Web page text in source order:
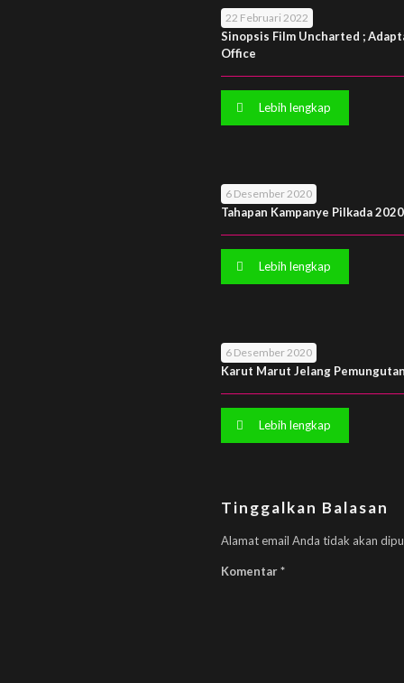
22 Februari 2022
Sinopsis Film Uncharted ;
Office
Lebih lengkap
6 Desember 2020
Tahapan Kampanye Pilkada
Lebih lengkap
6 Desember 2020
Karut Marut Jelang
Lebih lengkap
Tinggalkan Balasan
Alamat email Anda tidak akan
Komentar*